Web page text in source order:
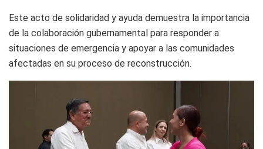
Este acto de solidaridad y ayuda demuestra la importancia
de la colaboración gubernamental para responder a
situaciones de emergencia y apoyar a las comunidades
afectadas en su proceso de reconstrucción.